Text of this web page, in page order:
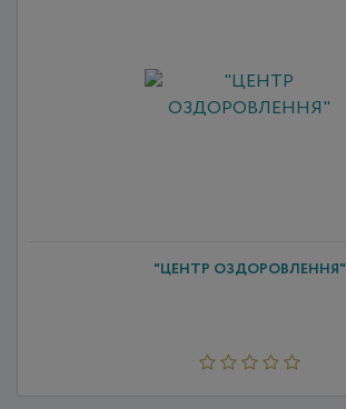
"ЦЕНТР ОЗДОРОВЛЕННЯ"